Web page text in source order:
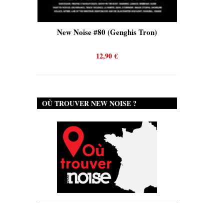
New Noise #80 (Genghis Tron)
12,90€
OÙ TROUVER NEW NOISE ?